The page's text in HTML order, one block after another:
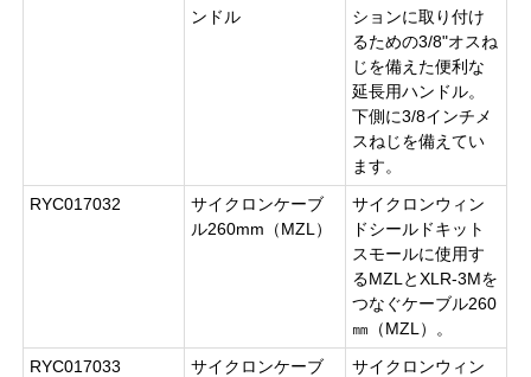
ンドル
ションに取り付け
るための3/8"オスね
じを備えた便利な
延長用ハンドル。
下側に3/8インチメ
スねじを備えてい
ます。
RYC017032
サイクロンケーブ
ル260mm（MZL）
サイクロンウィン
ドシールドキット
スモールに使用す
るMZLとXLR-3Mを
つなぐケーブル260
㎜（MZL）。
RYC017033
サイクロンケーブ
サイクロンウィン